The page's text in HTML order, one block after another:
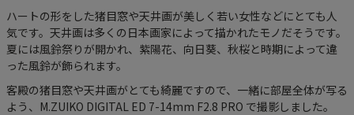
ハートの形をした猪目窓や天井画が美しく若い女性などにとても人
気です。天井画は多くの日本画家によって描かれたモノだそうです。
夏には風鈴祭りが開かれ、紫陽花、向日葵、秋桜と時期によって違
った風鈴が飾られます。
客殿の猪目窓や天井画がとても綺麗ですので、一緒に部屋全体が写る
よう、M.ZUIKO DIGITAL ED 7-14mm F2.8 PRO で撮影しました。